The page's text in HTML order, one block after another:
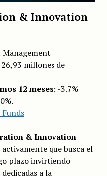
& Innovation
millones de
12 meses: -3.7%
Funds
& Innovation
que busca el
plazo invirtiendo
a la